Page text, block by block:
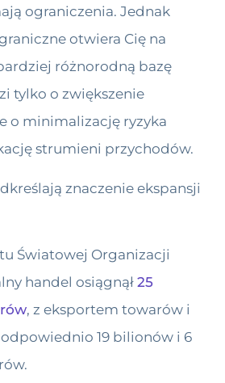
ograniczenia. Jednak
otwiera Cię na
różnorodną bazę
tylko o zwiększenie
o minimalizację ryzyka
strumieni przychodów.
znaczenie ekspansji
Światowej Organizacji
handel osiągnął 25
, z eksportem towarów i
19 bilionów i 6